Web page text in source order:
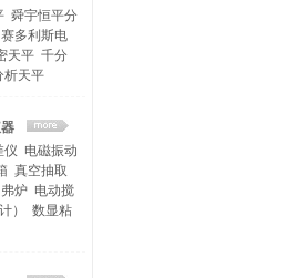
舜宇恒平分
赛多利斯电
天平 千分
析天平
仪 电磁振动
真空抽取
炉 电动搅
）
数显粘